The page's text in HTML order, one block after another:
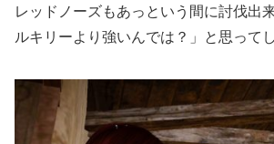
レッドノーズもあっという間に討伐出
ルキリーより強いんでは？」と思って